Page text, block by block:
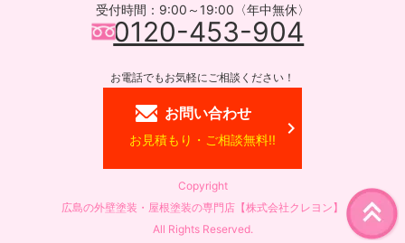
受付時間：9:00～19:00〈年中無休〉
0120-453-904
お電話でもお気軽にご相談ください！
お問い合わせ
お見積もり・ご相談無料!!
Copyright
広島の外壁塗装・屋根塗装の専門店【株式会社クレヨン】
All Rights Reserved.